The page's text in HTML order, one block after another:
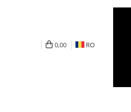
0,00 RO